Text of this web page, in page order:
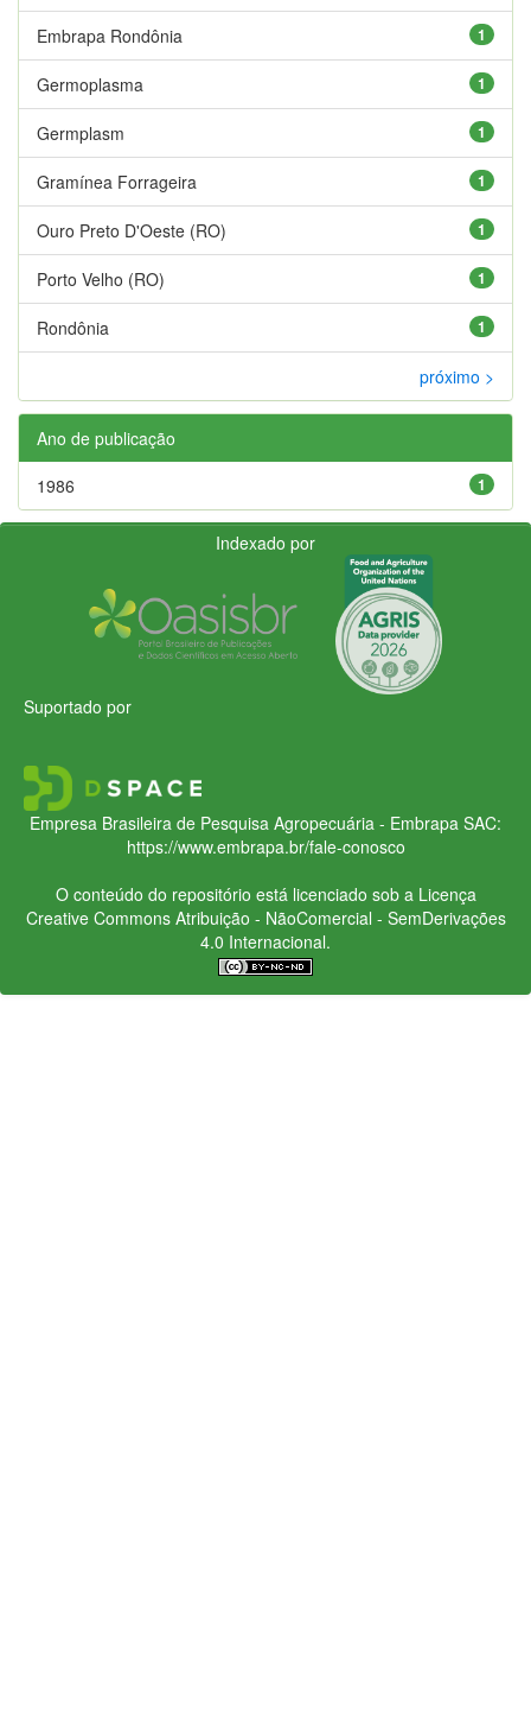
1
Embrapa Rondônia
1
Germoplasma
1
Germplasm
1
Gramínea Forrageira
1
Ouro Preto D'Oeste (RO)
1
Porto Velho (RO)
1
Rondônia
próximo >
Ano de publicação
1
1986
Indexado por
Suportado por
Empresa Brasileira de Pesquisa Agropecuária - Embrapa SAC:
https://www.embrapa.br/fale-conosco
O conteúdo do repositório está licenciado sob a Licença
Creative CommonsAtribuição - NãoComercial - SemDerivações
4.0 Internacional.